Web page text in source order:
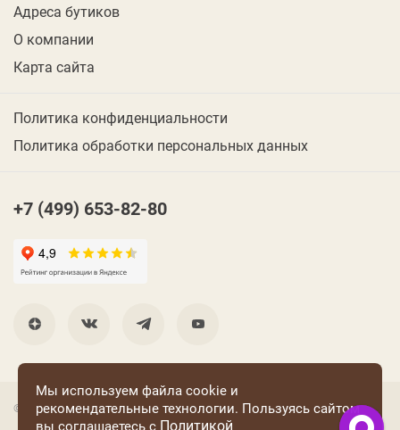
Адреса бутиков
О компании
Карта сайта
Политика конфиденциальности
Политика обработки персональных данных
+7 (499) 653-82-80
© 2001 Группа компаний «Конфаэль»
Мы используем файла cookie и
рекомендательные технологии. Пользуясь сайтом
вы соглашаетесь с Политикой